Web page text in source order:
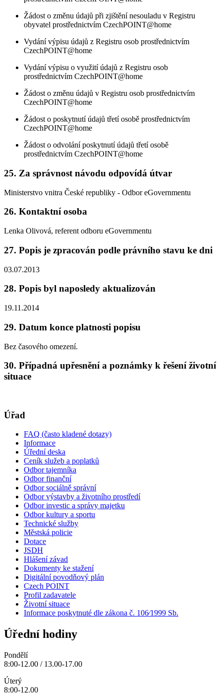
Žádost o změnu údajů při zjištění nesouladu v Registru
obyvatel prostřednictvím CzechPOINT@home
Vydání výpisu údajů z Registru osob prostřednictvím
CzechPOINT@home
Vydání výpisu o využití údajů z Registru osob
prostřednictvím CzechPOINT@home
Žádost o změnu údajů v Registru osob prostřednictvím
CzechPOINT@home
Žádost o poskytnutí údajů třetí osobě prostřednictvím
CzechPOINT@home
Žádost o odvolání poskytnutí údajů třetí osobě
prostřednictvím CzechPOINT@home
25. Za správnost návodu odpovídá útvar
Ministerstvo vnitra České republiky - Odbor eGovernmentu
26. Kontaktní osoba
Lenka Olivová, referent odboru eGovernmentu
27. Popis je zpracován podle právního stavu ke dni
03.07.2013
28. Popis byl naposledy aktualizován
19.11.2014
29. Datum konce platnosti popisu
Bez časového omezení.
30. Případná upřesnění a poznámky k řešení životní
situace
Úřad
FAQ (často kladené dotazy)
Informace
Úřední deska
Ceník služeb a poplatků
Odbor tajemníka
Odbor finanční
Odbor sociálně správní
Odbor výstavby a životního prostředí
Odbor investic a správy majetku
Odbor kultury a sportu
Technické služby
Městská policie
Dotace
JSDH
Hlášení závad
Dokumenty ke stažení
Digitální povodňový plán
Czech POINT
Profil zadavatele
Životní situace
Informace poskytnuté dle zákona č. 106⁄1999 Sb.
Úřední hodiny
Pondělí
8:00-12.00 / 13.00-17.00
Úterý
8:00-12.00